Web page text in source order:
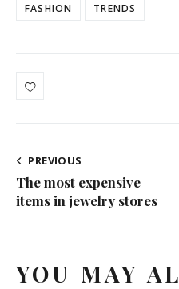
FASHION TRENDS
PREVIOUS
The most expensive
items in jewelry stores
YOU MAY